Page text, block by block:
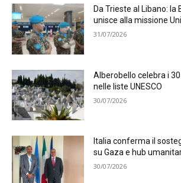
Da Trieste al Libano:
unisce alla missione
31/07/2026
Alberobello celebra i
nelle liste UNESCO
30/07/2026
Italia conferma il
su Gaza e hub
30/07/2026